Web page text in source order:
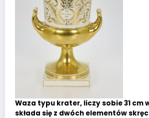
Waza typu krater, liczy sobie 31 cm
składa się z dwóch elementów